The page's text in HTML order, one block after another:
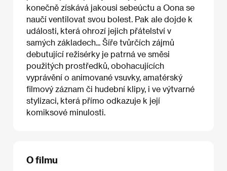
konečně získává jakousi sebeúctu a Oona se
naučí ventilovat svou bolest. Pak ale dojde k
události, která ohrozí jejich přátelství v
samých základech... Šíře tvůrčích zájmů
debutující režisérky je patrná ve směsi
použitých prostředků, obohacujících
vyprávění o animované vsuvky, amatérský
filmový záznam či hudební klipy, i ve výtvarné
stylizaci, která přímo odkazuje k její
komiksové minulosti.
O filmu